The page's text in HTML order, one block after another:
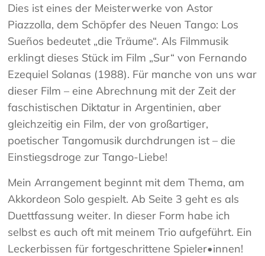
Dies ist eines der Meisterwerke von Astor
Piazzolla, dem Schöpfer des Neuen Tango: Los
Sueños bedeutet „die Träume“. Als Filmmusik
erklingt dieses Stück im Film „Sur“ von Fernando
Ezequiel Solanas (1988). Für manche von uns war
dieser Film – eine Abrechnung mit der Zeit der
faschistischen Diktatur in Argentinien, aber
gleichzeitig ein Film, der von großartiger,
poetischer Tangomusik durchdrungen ist – die
Einstiegsdroge zur Tango-Liebe!
Mein Arrangement beginnt mit dem Thema, am
Akkordeon Solo gespielt. Ab Seite 3 geht es als
Duettfassung weiter. In dieser Form habe ich
selbst es auch oft mit meinem Trio aufgeführt. Ein
Leckerbissen für fortgeschrittene Spieler•innen!